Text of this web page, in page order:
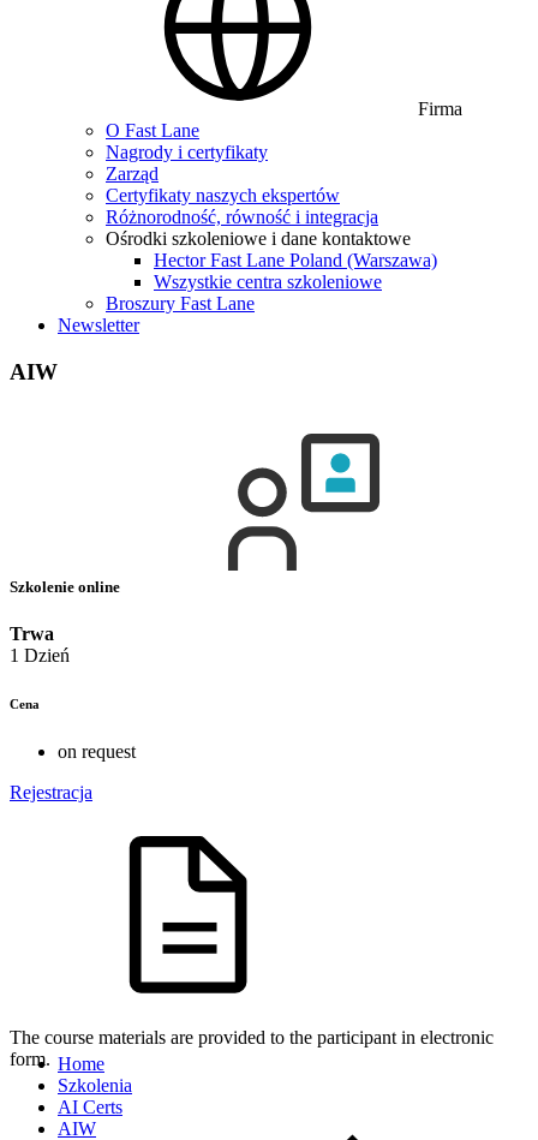
Firma
O Fast Lane
Nagrody i certyfikaty
Zarząd
Certyfikaty naszych ekspertów
Różnorodność, równość i integracja
Ośrodki szkoleniowe i dane kontaktowe
Hector Fast Lane Poland (Warszawa)
Wszystkie centra szkoleniowe
Broszury Fast Lane
Newsletter
AIW
Szkolenie online
Trwa
1 Dzień
Cena
on request
Rejestracja
The course materials are provided to the participant in electronic
form. Home
Szkolenia
AI Certs
AIW